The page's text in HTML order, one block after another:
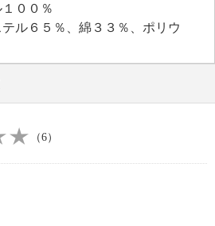
００％
ル６５％、綿３３％、ポリウ
ラベル）】
素系漂白不可
干し
中温）
：可
ベル）】
（6）